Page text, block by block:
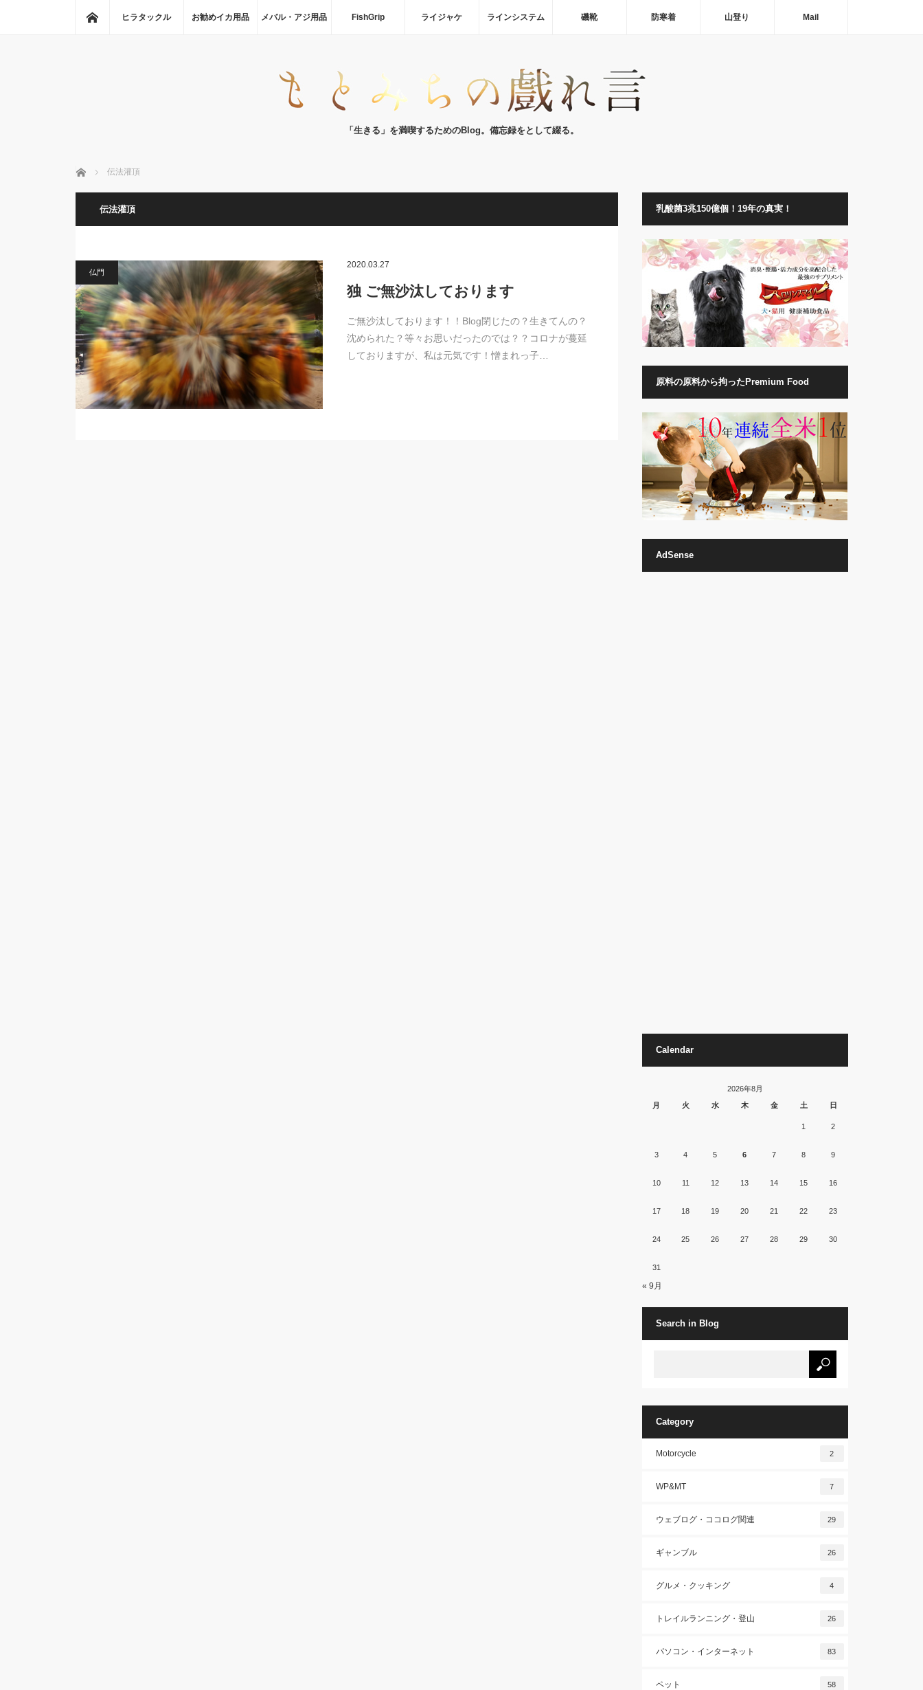
ホーム
ヒラタックル お勧めイカ用品 メバル・アジ用品 FishGrip ライジャケ ラインシステム 磯靴 防寒着 山登り Mail
「生きる」を満喫するためのBlog。備忘録をとして綴る。
ホーム 伝法灌頂
伝法灌頂
仏門
2020.03.27
独 ご無沙汰しております
ご無沙汰しております！！Blog閉じたの？生きてんの？
沈められた？等々お思いだったのでは？？コロナが蔓延
しておりますが、私は元気です！憎まれっ子…
乳酸菌3兆150億個！19年の真実！
原料の原料から拘ったPremium Food
AdSense
Calendar
2026年8月
月
火 水 木 金 土 日
1 2
3 4 5 6 7 8 9
10 11 12 13 14 15 16
17 18 19 20 21 22 23
24 25 26 27 28 29 30
31
« 9月
Search in Blog
Category
Motorcycle 2
WP&MT 7
ウェブログ・ココログ関連 29
ギャンブル 26
グルメ・クッキング 4
トレイルランニング・登山 26
パソコン・インターネット 83
ペット 58